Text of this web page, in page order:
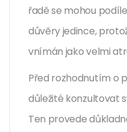
řadě se mohou
důvěry jedince,
vnímán jako velmi
Před rozhodnutím o
důležité konzultovat
Ten provede